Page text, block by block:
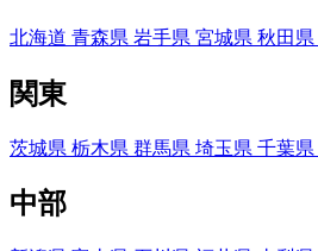
北海道 青森県 岩手県 宮城県 秋田県
関東
茨城県 栃木県 群馬県 埼玉県 千葉県
中部